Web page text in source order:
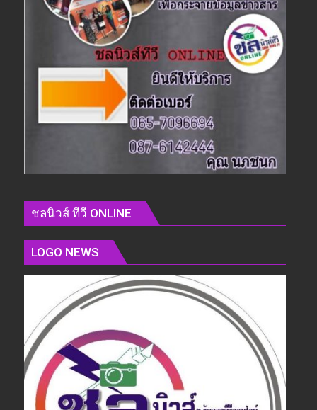
ชลนิวส์ ทีวี ONLINE
LOGO NEWS